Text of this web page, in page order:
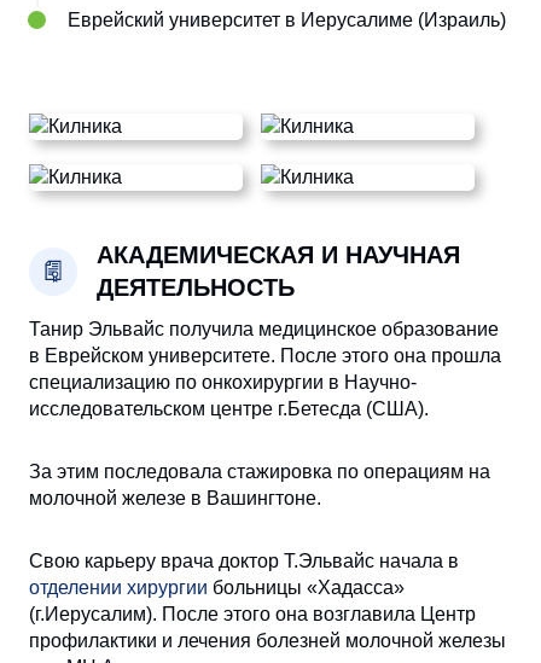
Еврейский университет в Иерусалиме (Израиль)
АКАДЕМИЧЕСКАЯ И НАУЧНАЯ
ДЕЯТЕЛЬНОСТЬ
Танир Эльвайс получила медицинское образование
в Еврейском университете. После этого она прошла
специализацию по онкохирургии в Научно-
исследовательском центре г.Бетесда (США).
За этим последовала стажировка по операциям на
молочной железе в Вашингтоне.
Свою карьеру врача доктор Т.Эльвайс начала в
отделении хирургии больницы «Хадасса»
(г.Иерусалим). После этого она возглавила Центр
профилактики и лечения болезней молочной железы